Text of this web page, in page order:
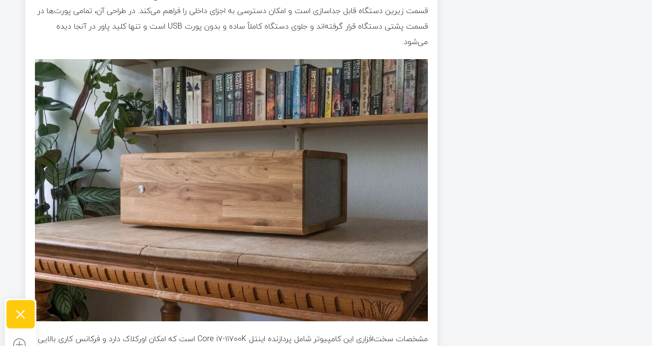
قسمت زیرین دستگاه قابل جداسازی است و امکان دسترسی به اجزای داخلی را فراهم می‌کند. در طراحی آن، تمامی پورت‌ها در
قسمت پشتی دستگاه قرار گرفته‌اند و جلوی دستگاه کاملاً ساده و بدون پورت USB است و تنها کلید پاور در آنجا دیده
می‌شود.
مشخصات سخت‌افزاری این کامپیوتر شامل پردازنده اینتل Core i۷-۱۱۷۰۰K است که امکان اورکلاک دارد و فرکانس کاری بالایی
×